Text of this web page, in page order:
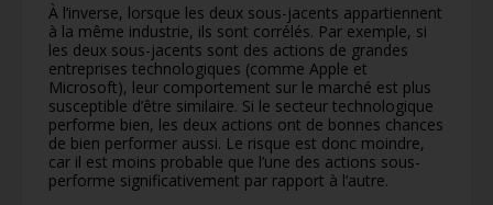
À l’inverse, lorsque les deux sous-jacents appartiennent
à la même industrie, ils sont corrélés. Par exemple, si
les deux sous-jacents sont des actions de grandes
entreprises technologiques (comme Apple et
Microsoft), leur comportement sur le marché est plus
susceptible d’être similaire. Si le secteur technologique
performe bien, les deux actions ont de bonnes chances
de bien performer aussi. Le risque est donc moindre,
car il est moins probable que l’une des actions sous-
performe significativement par rapport à l’autre.